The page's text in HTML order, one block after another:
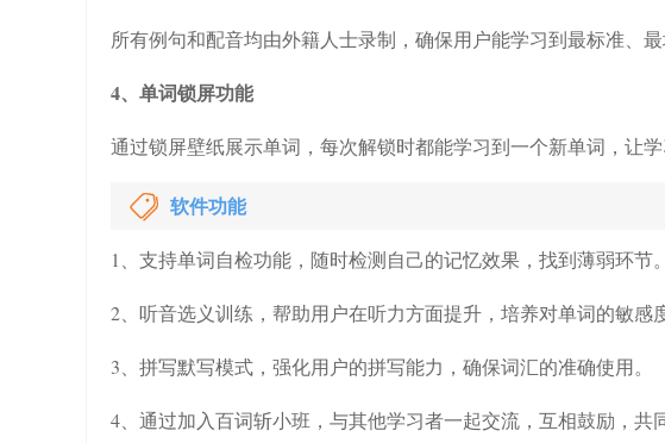
所有例句和配音均由外籍人士录制，确保用户能学习到最标准、最
4、单词锁屏功能
通过锁屏壁纸展示单词，每次解锁时都能学习到一个新单词，让学
软件功能
1、支持单词自检功能，随时检测自己的记忆效果，找到薄弱环节。
2、听音选义训练，帮助用户在听力方面提升，培养对单词的敏感度
3、拼写默写模式，强化用户的拼写能力，确保词汇的准确使用。
4、通过加入百词斩小班，与其他学习者一起交流，互相鼓励，共